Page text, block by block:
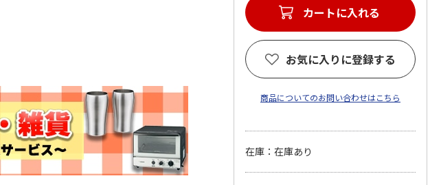
カートに入れる
お気に入りに登録する
商品についてのお問い合わせはこちら
在庫：在庫あり